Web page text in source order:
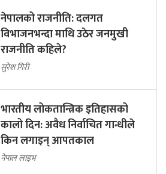
नेपालको राजनीति: दलगत
विभाजनभन्दा माथि उठेर जनमुखी
राजनीति कहिले?
सुरेश गिरी
भारतीय लोकतान्त्रिक इतिहासको
कालो दिन: अवैध निर्वाचित गान्धीले
किन लगाइन् आपतकाल
नेपाल लाइभ